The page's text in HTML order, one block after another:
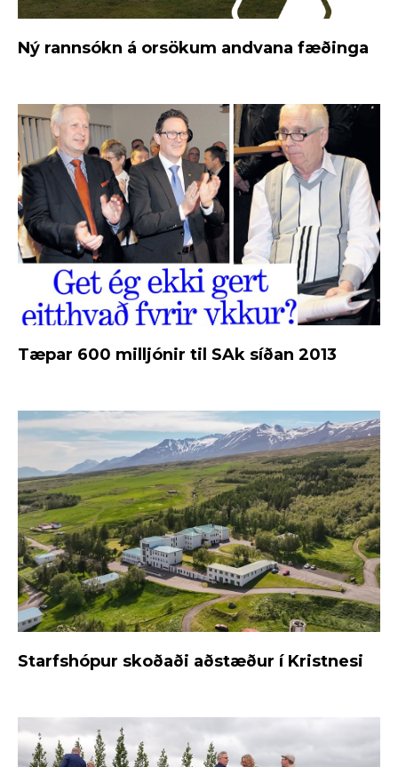
Ný rannsókn á orsökum andvana fæðinga
Tæpar 600 milljónir til SAk síðan 2013
Starfshópur skoðaði aðstæður í Kristnesi